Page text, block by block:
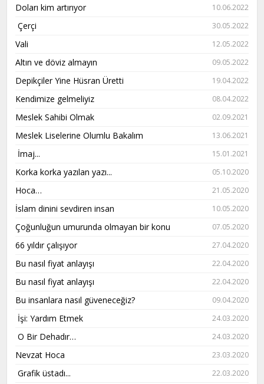
Doları kim artırıyor 10.06.2022
Çerçi 30.05.2022
Vali 12.05.2022
Altın ve döviz almayın 09.05.2022
Depikçiler Yine Hüsran Üretti 19.04.2022
Kendimize gelmeliyiz 08.04.2022
Meslek Sahibi Olmak 02.09.2021
Meslek Liselerine Olumlu Bakalım 13.06.2021
İmaj... 15.01.2021
Korka korka yazılan yazı... 05.10.2020
Hoca… 21.05.2020
İslam dinini sevdiren insan 10.05.2020
Çoğunluğun umurunda olmayan bir konu 07.05.2020
66 yıldır çalışıyor 27.04.2020
Bu nasıl fiyat anlayışı 22.04.2020
Bu nasıl fiyat anlayışı 22.04.2020
Bu insanlara nasıl güveneceğiz? 09.04.2020
İşi: Yardım Etmek 24.03.2020
O Bir Dehadır… 24.03.2020
Nevzat Hoca 23.03.2020
Grafik üstadı... 22.03.2020